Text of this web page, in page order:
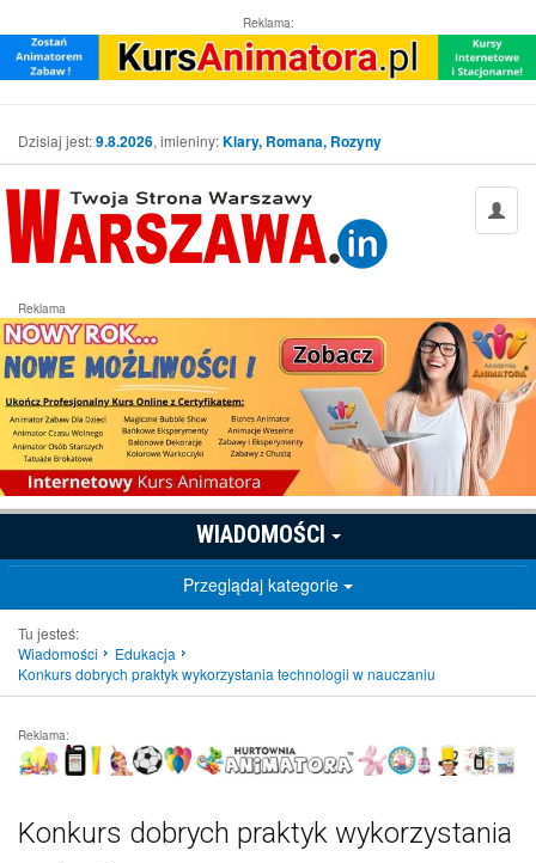
Reklama:
Dzisiaj jest:9.8.2026, imieniny:Klary, Romana, Rozyny
Reklama
WIADOMOŚCI
Przeglądaj kategorie
Tu jesteś:
Wiadomości
Edukacja
Konkurs dobrych praktyk wykorzystania technologii w nauczaniu
Reklama:
Konkurs dobrych praktyk wykorzystania